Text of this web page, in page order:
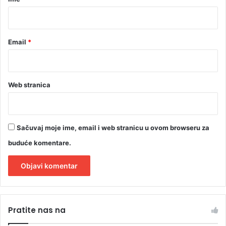
Email *
Web stranica
Sačuvaj moje ime, email i web stranicu u ovom browseru za
buduće komentare.
tPratite nas na